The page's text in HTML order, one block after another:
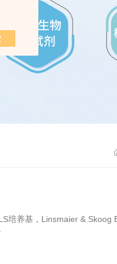
培养基，Linsmaier &